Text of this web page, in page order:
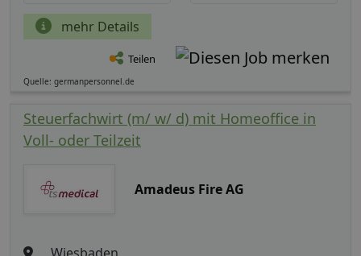
mehr Details
Teilen
Quelle: germanpersonnel.de
Steuerfachwirt (m/ w/ d) mit Homeoffice in
Voll- oder Teilzeit
Amadeus Fire AG